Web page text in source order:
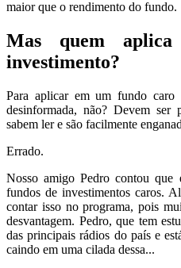
maior que o rendimento do fundo.
Mas quem aplica
investimento?
Para aplicar em um fundo caro
desinformada, não? Devem ser
sabem ler e são facilmente
Errado.
Nosso amigo Pedro contou que
fundos de investimentos caros.
contar isso no programa, pois
desvantagem. Pedro, que tem
das principais rádios do país e
caindo em uma cilada dessa...